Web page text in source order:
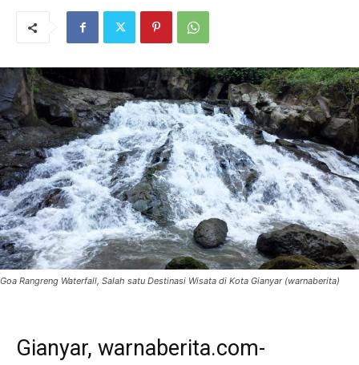
Goa Rangreng Waterfall, Salah satu Destinasi Wisata di Kota Gianyar (warnaberita)
Gianyar, warnaberita.com-